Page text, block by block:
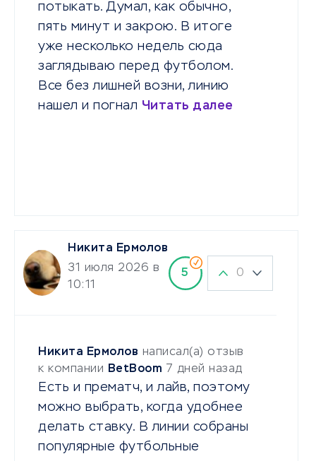
потыкать. Думал, как обычно,
пять минут и закрою. В итоге
уже несколько недель сюда
заглядываю перед футболом.
Все без лишней возни, линию
нашел и погнал Читать далее
Никита Ермолов
31 июля 2026 в
10:11
5 0
Никита Ермолов написал(а) отзыв
к компании BetBoom 7 дней назад
Есть и прематч, и лайв, поэтому
можно выбрать, когда удобнее
делать ставку. В линии собраны
популярные футбольные